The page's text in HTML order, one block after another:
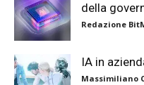
della
Redazione
IA in
Massimiliano